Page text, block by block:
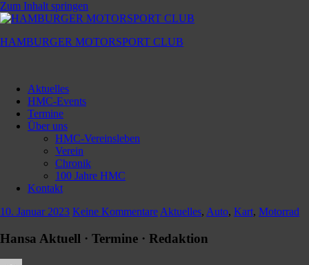
Zum Inhalt springen
HAMBURGER MOTORSPORT CLUB
Motorsport
Club
Aktuelles
HMC-Events
Termine
Über uns
HMC-Vereinsleben
Verein
Chronik
100 Jahre HMC
Kontakt
10. Januar 2023 Keine Kommentare Aktuelles, Auto, Kart, Motorrad
Hansa Aktuell · Termine · Redaktion